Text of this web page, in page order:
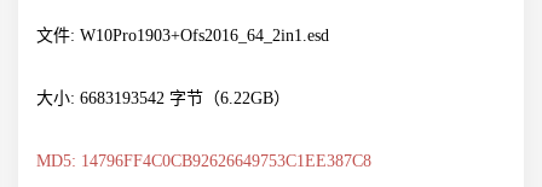
文件: W10Pro1903+Ofs2016_64_2in1.esd
大小: 6683193542 字节（6.22GB）
MD5: 14796FF4C0CB92626649753C1EE387C8